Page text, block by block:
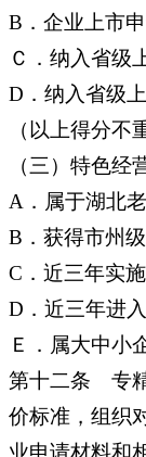
B．企业上市
Ｃ．纳入省级
D．纳入省级
（以上得分不
（三）特色
A．属于湖北
B．获得市州
C．近三年实
D．近三年进
Ｅ．属大中小
第十二条 专精
价标准，组织
业申请材料和